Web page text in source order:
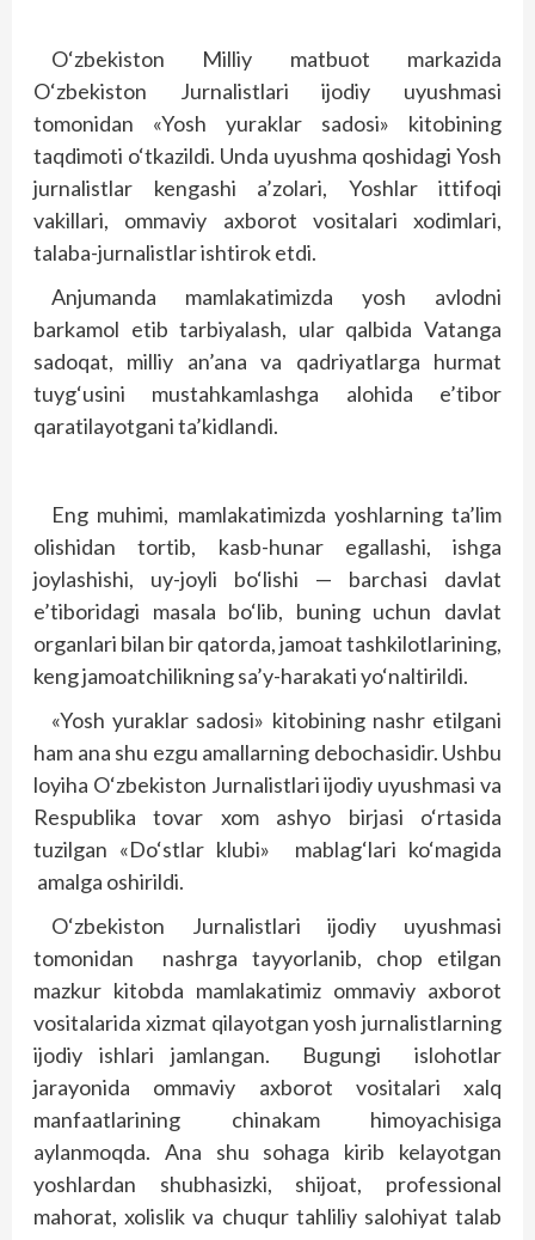
O‘zbekiston Milliy matbuot markazida
O‘zbekiston Jurnalistlari ijodiy uyushmasi
tomonidan «Yosh yuraklar sadosi» kitobining
taqdimoti o‘tkazildi. Unda uyushma qoshidagi Yosh
jurnalistlar kengashi a’zolari, Yoshlar ittifoqi
vakillari, ommaviy axborot vositalari xodimlari,
talaba-jurnalistlar ishtirok etdi.
Anjumanda mamlakatimizda yosh avlodni
barkamol etib tarbiyalash, ular qalbida Vatanga
sadoqat, milliy an’ana va qadriyatlarga hurmat
tuyg‘usini mus­tahkamlashga alohida e’tibor
qaratilayotgani ta’kidlandi.
Eng muhimi, mamlakatimizda yoshlarning ta’lim
olishidan tortib, kasb-hunar egallashi, ishga
joylashishi, uy-joyli bo‘lishi — barchasi davlat
e’tiboridagi masala bo‘lib, buning uchun davlat
organlari bilan bir qatorda, jamoat tashkilotlarining,
keng jamoatchilikning sa’y-harakati yo‘naltirildi.
«Yosh yuraklar sadosi» kitobining nashr etilgani
ham ana shu ezgu amallarning debochasidir. Ushbu
loyiha O‘zbekiston Jurnalistlari ijodiy uyushmasi va
Respublika tovar xom ashyo birjasi o‘rtasida
tuzilgan «Do‘stlar klubi» mablag‘lari ko‘magida
amalga oshirildi.
O‘zbekiston Jurnalistlari ijodiy uyushmasi
tomonidan nashrga tayyorlanib, chop etilgan
mazkur kitobda mamlakatimiz omma­viy axborot
vositalarida xizmat qilayotgan yosh jurnalistlarning
ijodiy ishlari jamlangan. Bugungi islohotlar
jarayonida ommaviy axborot vositalari xalq
manfaatlarining chinakam himoyachisiga
aylanmoqda. Ana shu sohaga kirib kelayotgan
yoshlardan shubhasizki, shijoat, professional
mahorat, xolislik va chuqur tahliliy salohiyat talab